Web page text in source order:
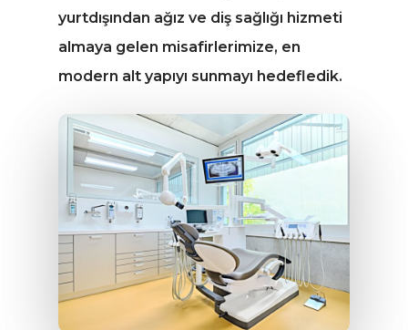
yurtdışından ağız ve diş sağlığı hizmeti
almaya gelen misafirlerimize, en
modern alt yapıyı sunmayı hedefledik.